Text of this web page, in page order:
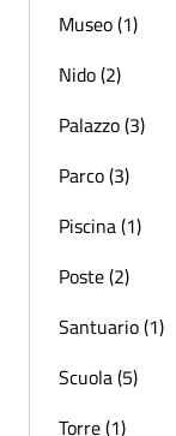
Museo (1)
Nido (2)
Palazzo (3)
Parco (3)
Piscina (1)
Poste (2)
Santuario (1)
Scuola (5)
Torre (1)